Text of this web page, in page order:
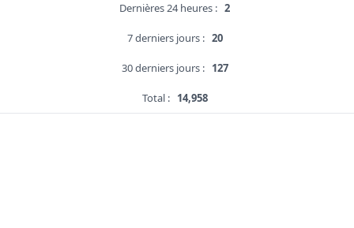
Dernières 24 heures : 2
7 derniers jours : 20
30 derniers jours : 127
Total : 14,958